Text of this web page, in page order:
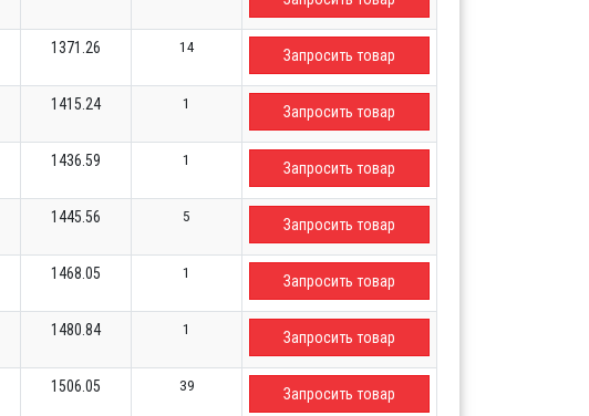
1371.26 14 Запросить товар
1415.24 1 Запросить товар
1436.59 1 Запросить товар
1445.56 5 Запросить товар
1468.05 1 Запросить товар
1480.84 1 Запросить товар
1506.05 39 Запросить товар